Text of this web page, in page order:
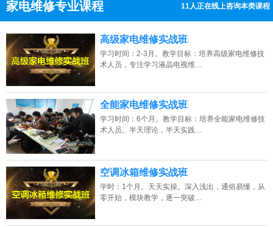
家电维修专业课程 11人正在线上咨询本类课程
点击免费咨询电话：13807313137
高级家电维修实战班
学习时间：2-3月。教学目标：培养高级家电维修技
术人员，专注学习液晶电视维…
全能家电维修实战班
学习时间：6个月。教学目标：培养全能家电维修技
术人员。半天理论，半天实践…
空调冰箱维修实战班
学时：1个月。天天实操。深入浅出，通俗易懂，从
零开始，模块教学，逐一突破…